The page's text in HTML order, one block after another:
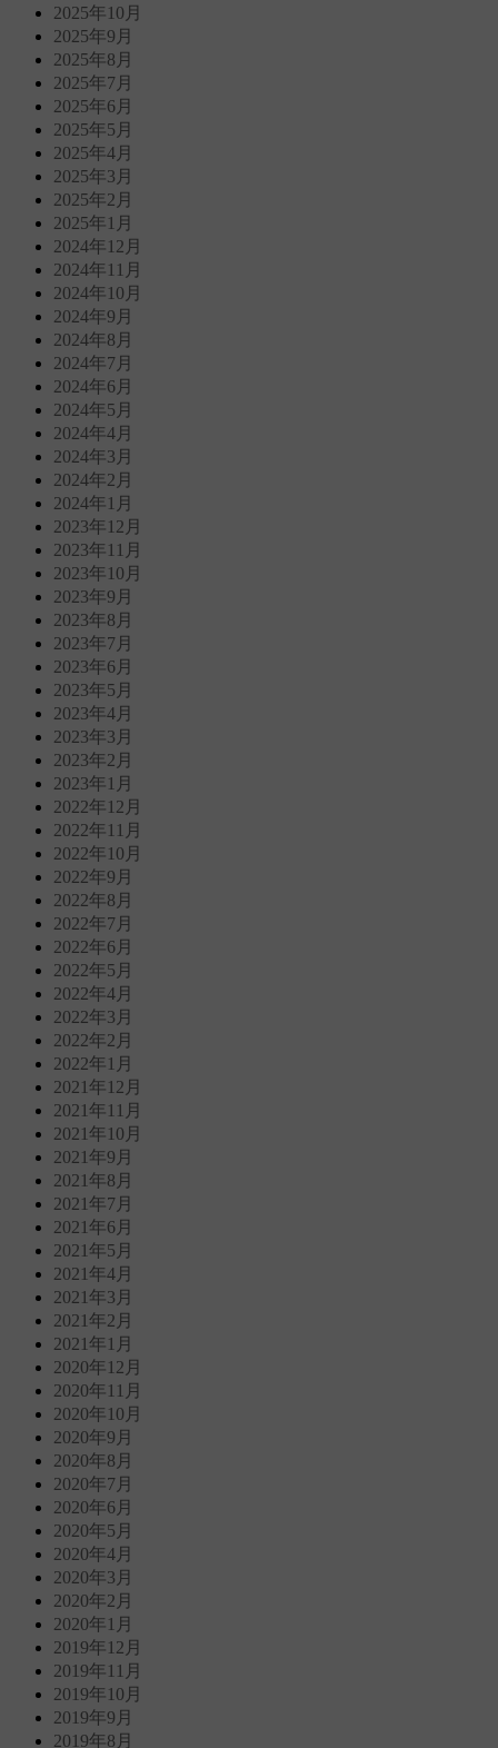
2025年10月
2025年9月
2025年8月
2025年7月
2025年6月
2025年5月
2025年4月
2025年3月
2025年2月
2025年1月
2024年12月
2024年11月
2024年10月
2024年9月
2024年8月
2024年7月
2024年6月
2024年5月
2024年4月
2024年3月
2024年2月
2024年1月
2023年12月
2023年11月
2023年10月
2023年9月
2023年8月
2023年7月
2023年6月
2023年5月
2023年4月
2023年3月
2023年2月
2023年1月
2022年12月
2022年11月
2022年10月
2022年9月
2022年8月
2022年7月
2022年6月
2022年5月
2022年4月
2022年3月
2022年2月
2022年1月
2021年12月
2021年11月
2021年10月
2021年9月
2021年8月
2021年7月
2021年6月
2021年5月
2021年4月
2021年3月
2021年2月
2021年1月
2020年12月
2020年11月
2020年10月
2020年9月
2020年8月
2020年7月
2020年6月
2020年5月
2020年4月
2020年3月
2020年2月
2020年1月
2019年12月
2019年11月
2019年10月
2019年9月
2019年8月